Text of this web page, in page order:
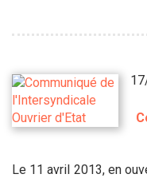
Le 11 avril 2013, en